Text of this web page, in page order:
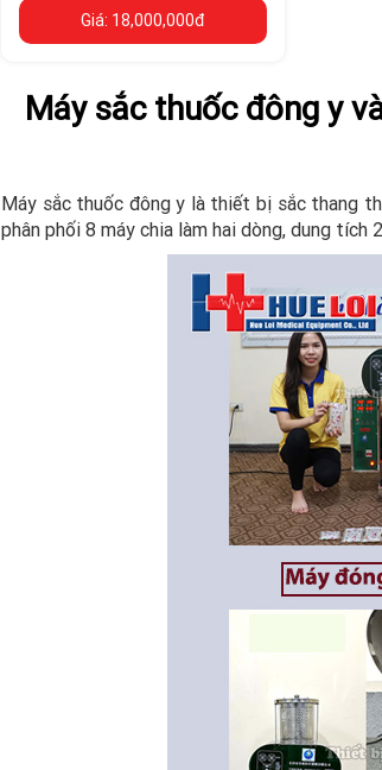
Giá: 18,000,000đ
Máy sắc thuốc đông y
Máy sắc thuốc đông y là thiết bị sắc thang
phân phối 8 máy chia làm hai dòng, dung tích